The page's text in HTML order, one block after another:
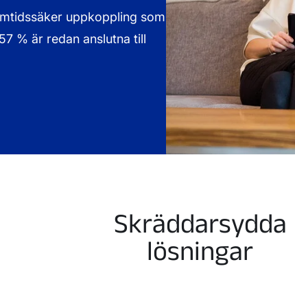
uppkoppling som
% är redan anslutna till
Skräddarsydda
lösningar